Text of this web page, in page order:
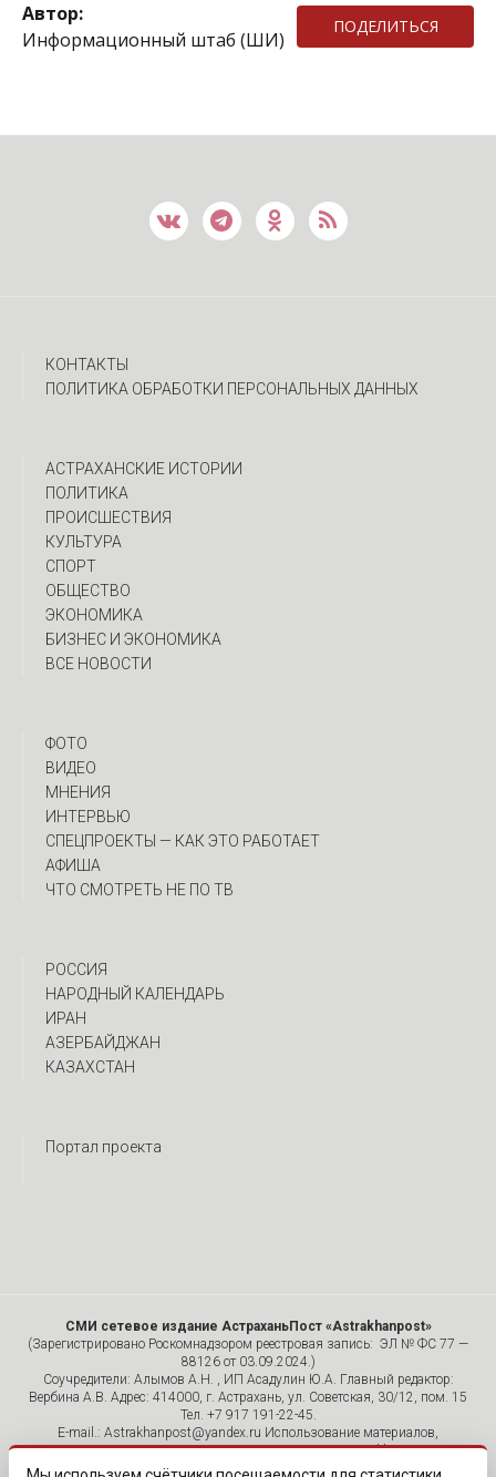
Автор:
Информационный штаб (ШИ)
ПОДЕЛИТЬСЯ
КОНТАКТЫ
ПОЛИТИКА ОБРАБОТКИ ПЕРСОНАЛЬНЫХ ДАННЫХ
АСТРАХАНСКИЕ ИСТОРИИ
ПОЛИТИКА
ПРОИСШЕСТВИЯ
КУЛЬТУРА
СПОРТ
ОБЩЕСТВО
ЭКОНОМИКА
БИЗНЕС И ЭКОНОМИКА
ВСЕ НОВОСТИ
ФОТО
ВИДЕО
МНЕНИЯ
ИНТЕРВЬЮ
CПЕЦПРОЕКТЫ — КАК ЭТО РАБОТАЕТ
АФИША
ЧТО СМОТРЕТЬ НЕ ПО ТВ
РОССИЯ
НАРОДНЫЙ КАЛЕНДАРЬ
ИРАН
АЗЕРБАЙДЖАН
КАЗАХСТАН
Портал проекта
СМИ сетевое издание АстраханьПост «Astrakhanpost»
(Зарегистрировано Роскомнадзором реестровая запись: ЭЛ № ФС 77 —
88126 от 03.09.2024.)
Соучредители: Алымов А.Н. , ИП Асадулин Ю.А. Главный редактор:
Вербина А.В. Адрес: 414000, г. Астрахань, ул. Советская, 30/12, пом. 15
Тел. +7 917 191-22-45.
E-mail.: Astrakhanpost@yandex.ru Использование материалов,
размещенных на страницах сетевого издания «Astrakhanpost»,
допускается исключительно с указанием источника и публикацией